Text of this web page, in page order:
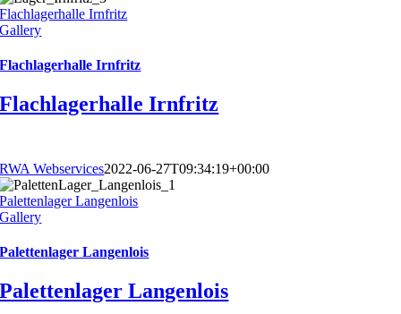
Flachlagerhalle Irnfritz
Gallery
Flachlagerhalle Irnfritz
Flachlagerhalle Irnfritz
RWA Webservices2022-06-27T09:34:19+00:00
Palettenlager Langenlois
Gallery
Palettenlager Langenlois
Palettenlager Langenlois